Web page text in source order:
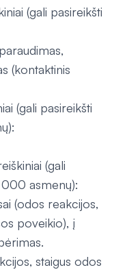
(gali pasireikšti
(kontaktinis
(gali pasireikšti
(gali
000 asmenų):
(odos reakcijos,
poveikio), į
staigus odos